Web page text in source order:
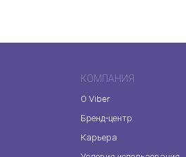
КОМПАНИЯ
О Viber
Бренд-центр
Карьера